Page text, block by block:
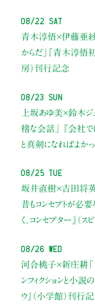
08/22 Sat
青木淳悟×伊藤亜
からだ」
『青木淳悟
房）刊行記念
08/23 Sun
上坂あゆ美×鈴木ジ
稽な会話」
『会社で
と真剣になればよか
08/25 Tue
坂井直樹×吉田将
昔もコンセプトが必要
く。コンセプター』（
08/26 Wed
河合桃子×新庄耕
ンフィクションと小説
ウ』（小学館）刊行